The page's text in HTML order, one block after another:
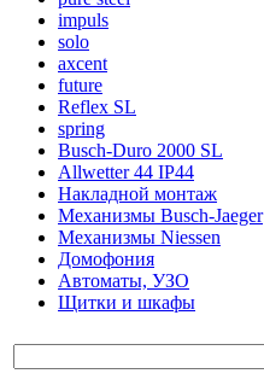
impuls
solo
axcent
future
Reflex SL
spring
Busch-Duro 2000 SL
Allwetter 44 IP44
Накладной монтаж
Механизмы Busch-Jaeger
Механизмы Niessen
Домофония
Автоматы, УЗО
Щитки и шкафы